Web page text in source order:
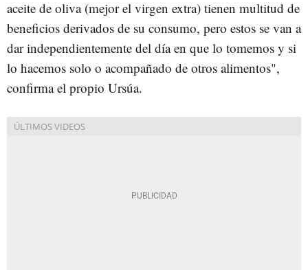
aceite de oliva (mejor el virgen extra) tienen multitud de
beneficios derivados de su consumo, pero estos se van a
dar independientemente del día en que lo tomemos y si
lo hacemos solo o acompañado de otros alimentos",
confirma el propio Ursúa.